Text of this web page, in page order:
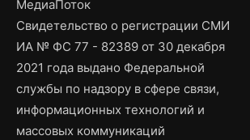
МедиаПоток
Свидетельство о регистрации СМИ
ИА № ФС 77 - 82389 от 30 декабря
2021 года выдано Федеральной
службы по надзору в сфере связи,
информационных технологий и
массовых коммуникаций